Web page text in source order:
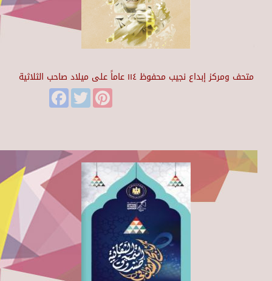
متحف ومركز إبداع نجيب محفوظ ١١٤ عاماً على ميلاد صاحب الثلاثية
FacebookTwitter